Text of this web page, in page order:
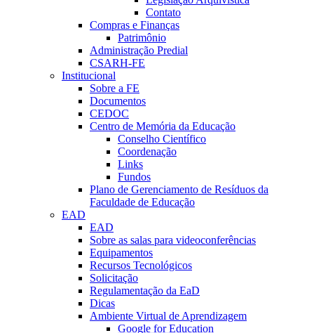
Contato
Compras e Finanças
Patrimônio
Administração Predial
CSARH-FE
Institucional
Sobre a FE
Documentos
CEDOC
Centro de Memória da Educação
Conselho Científico
Coordenação
Links
Fundos
Plano de Gerenciamento de Resíduos da
Faculdade de Educação
EAD
EAD
Sobre as salas para videoconferências
Equipamentos
Recursos Tecnológicos
Solicitação
Regulamentação da EaD
Dicas
Ambiente Virtual de Aprendizagem
Google for Education